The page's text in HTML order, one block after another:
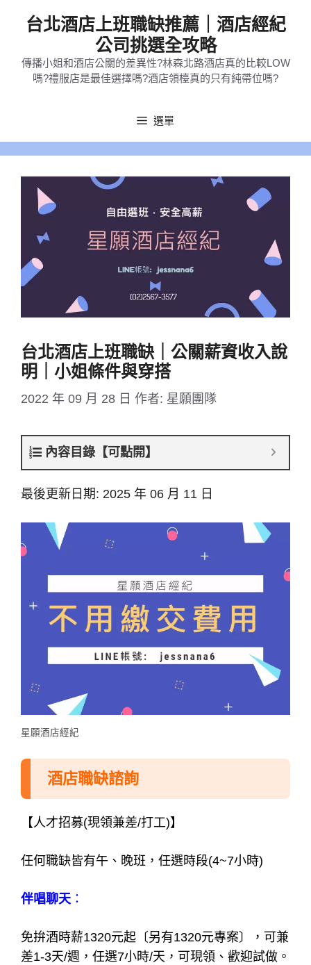
台北酒店上班職缺推薦｜酒店經紀
公司挑選全攻略
傳播小姐和酒店公關的差異性?林森北路酒店真的比較LOW
嗎?禮服店是最佳選擇嗎?酒店領檯真的只有純帶位嗎?
選單
台北酒店上班職缺｜公關薪資收入說
明｜小姐條件與穿搭
2022 年 09 月 28 日 作者: 星願團隊
內容目錄【可點開】
最後更新日期: 2025 年 06 月 11 日
星願酒店經紀
酒店職缺諮詢
【人才招募(現領兼差/打工)】
任何職缺皆有午、晚班，任選時段(4~7小時)
伴唱聊天：
免拚酒時薪1320元起〔另有1320元專案〕，可兼
差1-3天/週，任選7小時/天，可現領、歡迎試做。